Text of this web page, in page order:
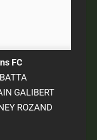
FC
GALIBERT
ROZAND